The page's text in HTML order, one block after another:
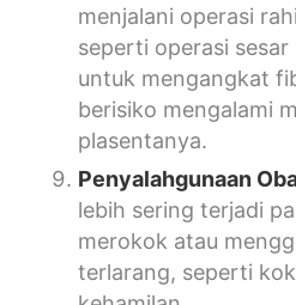
menjalani operasi
seperti operasi
untuk mengangkat
berisiko mengalami
plasentanya.
Penyalahgunaan
lebih sering terjadi
merokok atau
terlarang, seperti